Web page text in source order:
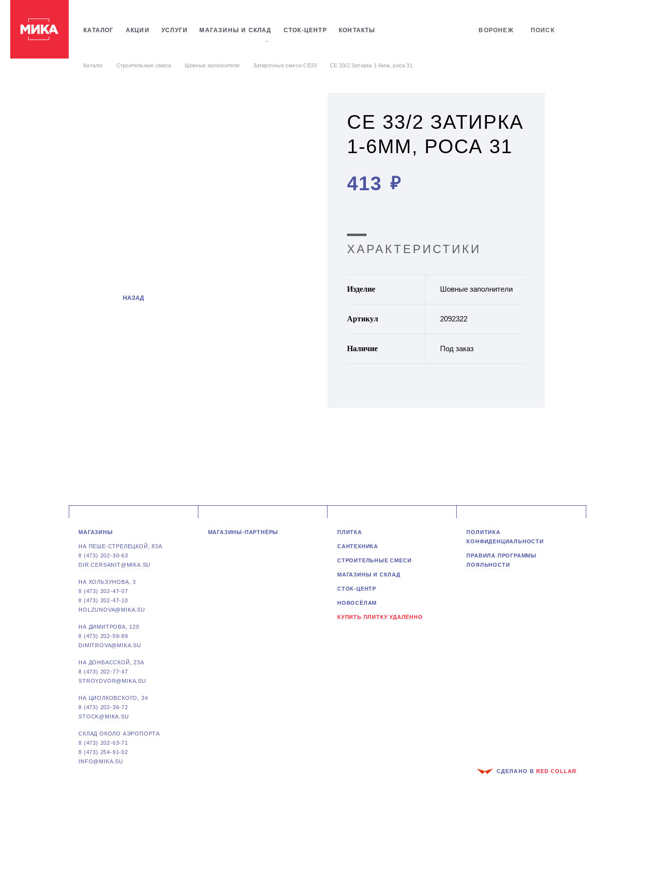
КАТАЛОГ АКЦИИ УСЛУГИ МАГАЗИНЫ И СКЛАД СТОК-ЦЕНТР КОНТАКТЫ
Каталог Строительные смеси Шовные заполнители Затирочные смеси CE33 СЕ 33/2 Затирка 1-6мм, роса 31
ПОИСК
ВОРОНЕЖ
НАЗАД
СЕ 33/2 ЗАТИРКА
1-6ММ, РОСА 31
413 ₽
ХАРАКТЕРИСТИКИ
Изделие Шовные заполнители
Артикул 2092322
Наличие Под заказ
МАГАЗИНЫ
НА ПЕШЕ-СТРЕЛЕЦКОЙ, 83А
8 (473) 202-30-63
DIR.CERSANIT@MIKA.SU
НА ХОЛЬЗУНОВА, 3
8 (473) 202-47-07
8 (473) 202-47-10
HOLZUNOVA@MIKA.SU
НА ДИМИТРОВА, 120
8 (473) 202-59-89
DIMITROVA@MIKA.SU
НА ДОНБАССКОЙ, 23А
8 (473) 202-77-47
STROYDVOR@MIKA.SU
НА ЦИОЛКОВСКОГО, 34
8 (473) 202-36-72
STOCK@MIKA.SU
СКЛАД ОКОЛО АЭРОПОРТА
8 (473) 202-63-71
8 (473) 254-91-02
INFO@MIKA.SU
МАГАЗИНЫ-ПАРТНЁРЫ ПЛИТКА
САНТЕХНИКА
СТРОИТЕЛЬНЫЕ СМЕСИ
МАГАЗИНЫ И СКЛАД
СТОК-ЦЕНТР
НОВОСЁЛАМ
КУПИТЬ ПЛИТКУ УДАЛЁННО
ПОЛИТИКА
КОНФИДЕНЦИАЛЬНОСТИ
ПРАВИЛА ПРОГРАММЫ
ЛОЯЛЬНОСТИ
СДЕЛАНО В RED COLLAR